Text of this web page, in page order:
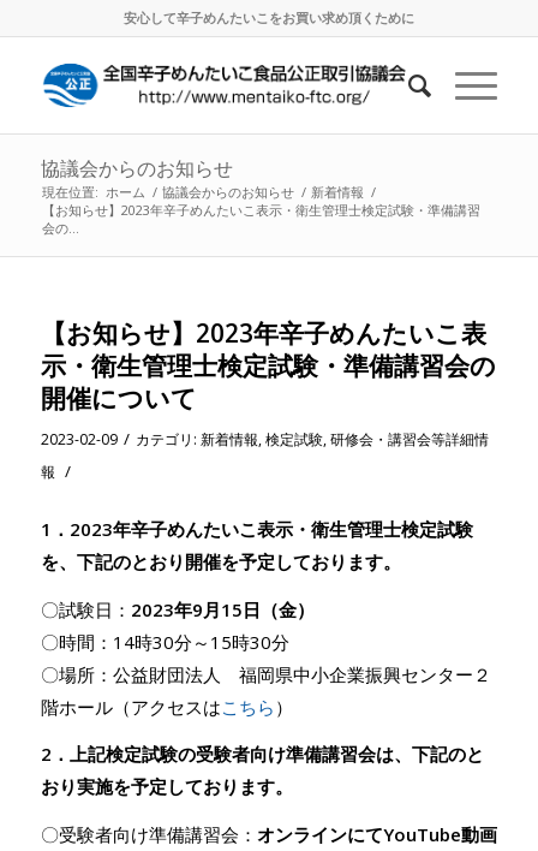
安心して辛子めんたいこをお買い求め頂くために
協議会からのお知らせ
現在位置: ホーム / 協議会からのお知らせ / 新着情報 /
【お知らせ】2023年辛子めんたいこ表示・衛生管理士検定試験・準備講習
会の...
【お知らせ】2023年辛子めんたいこ表
示・衛生管理士検定試験・準備講習会の
開催について
2023-02-09 / カテゴリ: 新着情報,検定試験,研修会・講習会等詳細情
報 /
1．2023年辛子めんたいこ表示・衛生管理士検定試験
を、下記のとおり開催を予定しております。
〇試験日： 2023年9月15日（金）
〇時間：14時30分～15時30分
〇場所：公益財団法人 福岡県中小企業振興センター２
階ホール（アクセスはこちら ）
2．上記検定試験の受験者向け準備講習会は、下記のと
おり実施を予定しております。
〇受験者向け準備講習会： オンラインにてYouTube動画